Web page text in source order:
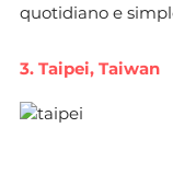
quotidiano e
3. Taipei, Taiwan